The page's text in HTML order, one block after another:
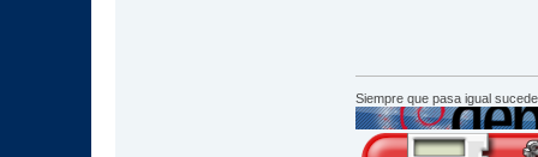
Siempre que pasa igual